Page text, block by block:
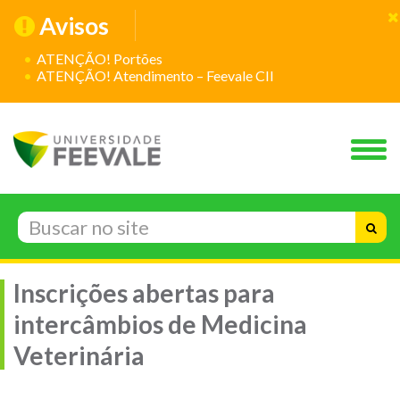
Avisos
ATENÇÃO! Portões
ATENÇÃO! Atendimento – Feevale CII
Inscrições abertas para
intercâmbios de Medicina
Veterinária